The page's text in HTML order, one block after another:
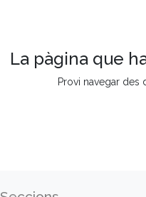
La pàgina que
Provi navegar